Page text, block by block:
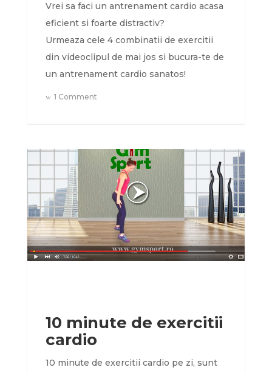
Vrei sa faci un antrenament cardio acasa
eficient si foarte distractiv?
Urmeaza cele 4 combinatii de exercitii
din videoclipul de mai jos si bucura-te de
un antrenament cardio sanatos!
1 Comment
10 minute de exercitii
cardio
10 minute de exercitii cardio pe zi, sunt